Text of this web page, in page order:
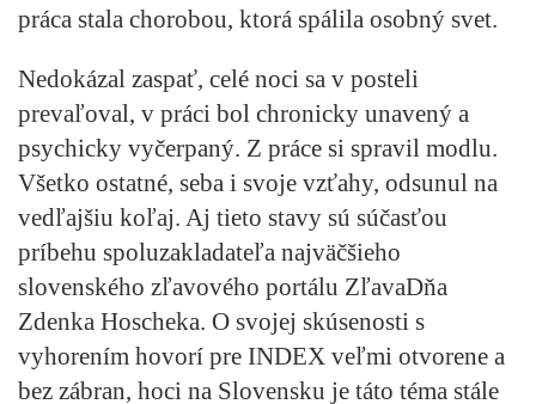
práca stala chorobou, ktorá spálila osobný svet.
Nedokázal zaspať, celé noci sa v posteli
prevaľoval, v práci bol chronicky unavený a
psychicky vyčerpaný. Z práce si spravil modlu.
Všetko ostatné, seba i svoje vzťahy, odsunul na
vedľajšiu koľaj. Aj tieto stavy sú súčasťou
príbehu spoluzakladateľa najväčšieho
slovenského zľavového portálu ZľavaDňa
Zdenka Hoscheka. O svojej skúsenosti s
vyhorením hovorí pre INDEX veľmi otvorene a
bez zábran, hoci na Slovensku je táto téma stále